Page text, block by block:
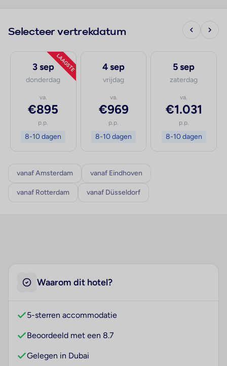
Selecteer vertrekdatum
LAAGSTE
3 sep
donderdag
va.
€895
p.p.
8-10 dagen
4 sep
vrijdag
va.
€969
p.p.
8-10 dagen
5 sep
zaterdag
va.
€1.031
p.p.
8-10 dagen
vanaf Amsterdam vanaf Eindhoven
vanaf Rotterdam vanaf Düsseldorf
Waarom dit hotel?
5-sterren accommodatie
Beoordeeld met een 8.7
Gelegen in Dubai